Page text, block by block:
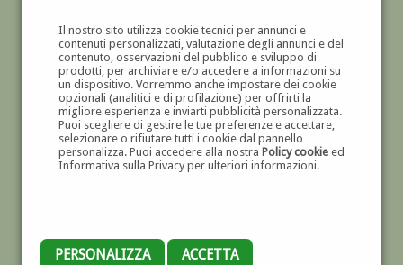
Il nostro sito utilizza cookie tecnici per annunci e
contenuti personalizzati, valutazione degli annunci e del
contenuto, osservazioni del pubblico e sviluppo di
prodotti, per archiviare e/o accedere a informazioni su
un dispositivo. Vorremmo anche impostare dei cookie
opzionali (analitici e di profilazione) per offrirti la
migliore esperienza e inviarti pubblicità personalizzata.
Puoi scegliere di gestire le tue preferenze e accettare,
selezionare o rifiutare tutti i cookie dal pannello
personalizza. Puoi accedere alla nostra Policy cookieed
Informativa sulla Privacy per ulteriori informazioni.
PERSONALIZZA ACCETTA
GALLERIAD'ARTE
DIPINTI E SCULTURE '800 E '900